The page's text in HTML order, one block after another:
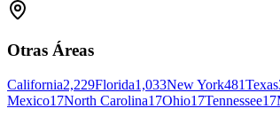
Otras Áreas
California2,229Florida1,033New York481Texas
Mexico17North Carolina17Ohio17Tennessee17